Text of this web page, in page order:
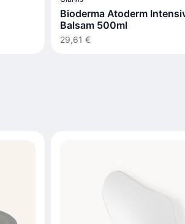
Bioderma Atoderm
Balsam 500ml
29,61 €